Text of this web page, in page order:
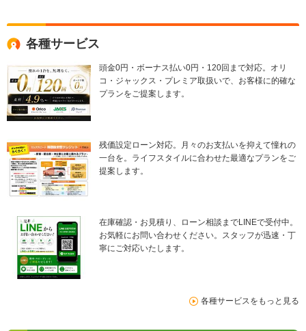
各種サービス
頭金0円・ボーナス払い0円・120回まで対応。オリ
コ・ジャックス・プレミア取扱いで、お客様に的確な
プランをご提案します。
残価設定ローン対応。月々のお支払いを抑えて憧れの
一台を。ライフスタイルに合わせた最適なプランをご
提案します。
在庫確認・お見積り、ローン相談までLINEで受付中。
お気軽にお問い合わせください。スタッフが迅速・丁
寧にご対応いたします。
各種サービスをもっと見る